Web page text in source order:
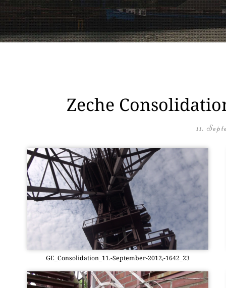
Zeche
11.
GE_Consolidation_11.-September-2012,-1642_23